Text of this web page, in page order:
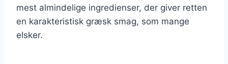
mest almindelige ingredienser, der giver retten
en karakteristisk græsk smag, som mange
elsker.